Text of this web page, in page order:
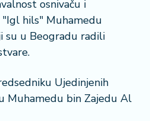
osnivaču i
hils" Muhamedu
su u Beogradu radili
Ujedinjenih
Muhamedu bin Zajedu Al